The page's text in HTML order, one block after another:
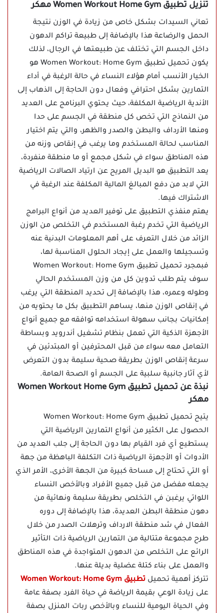
تنزيل تطبيق Women Workout Home Gym مهكر
تعاني السيدات بشكل خاص من زيادة في الوزن نتيجة
الحمل والرضاعة هذا بالإضافة إلى طبيعة تراكم الدهون
داخل الجسم التي تختلف عن طبيعتها في الرجال، لذلك
يكون تحميل تطبيق Women Workout: Home Gym هو
الخيار الأنسب أمام هؤلاء النساء في حالة الرغبة في أداء
التمارين بشكل احترافي وفعال دون الحاجة إلى الذهاب إلى
الأندية الرياضية المكلفة، حيث يحتوي البرنامج على العديد
من النماذج التي تخص كل منطقة في الجسم على حدا
ومنها الأرداف والبطن والصدر والظهر، والتي يتم اختيار
المناسب لحالة المستخدم وما يرغب في إنقاص وزنه من
هذه المناطق سواء في شكل مجمع أو ما منطقة منفردة،
يعد التطبيق هو البديل المريح عن ارتياد الصالات الرياضية
التي لابد من دفع المبالغ المالية المكلفة عند الرغبة في
الاشتراك فيها.
يهتم منفذي التطبيق على توفير العديد من أنواع البرامج
الرياضية التي تخدم رغبة المستخدم في التخلص من الوزن
الزائد من خلال التعرف على أهم المعلومات البدنية عنه
وتسجيلها والعمل على إيجاد الحلول المناسبة لها،
فبمجرد تحميل تطبيق Women Workout: Home Gym
سوف يتم طلب تدوين كل من وزن المستخدم الحالي
وطوله وعمره، هذا بالإضافة إلى تحديد المنطقة التي يرغب
في إنقاص الوزن منها، يساهم التطبيق بكل ما يحتويه من
إمكانيات بجانب سهولة استخدامه توافقه مع جميع أنواع
الأجهزة الذكية التي تعمل بنظام تشغيل أندرويد وبساطة
التعامل معه سواء من قبل المحترفين أو المبتدئين في
سرعة إنقاص الوزن بطريقة صحية سليمة بدون التعرض
لأي آثار جانبية سلبية على الجسم أو الصحة العامة.
نبذة عن تحميل تطبيق Women Workout Home Gym
مهكر
يتيح تحميل تطبيق Women Workout: Home Gym
الحصول على الكثير من أنواع التمارين الرياضية التي
يستطيع أي فرد القيام بها دون الحاجة إلى جلب العديد من
الأدوات أو الأجهزة الرياضية ذات التكلفة الباهظة من جهة
أو التي تحتاج إلى مساحة كبيرة من الجهة الأخرى، الأمر الذي
يجعله مفضل من قبل جميع الأفراد وبالأخص النساء
اللواتي يرغبن في التخلص بطريقة سليمة ونهائية من
دهون منطقة البطن العديدة، هذا بالإضافة إلى دوره
الفعال في شد منطقة الارداف وترهلات الصدر من خلال
طرح مجموعة متتالية من التمارين الرياضية ذات التأثير
الرائع على التخلص من الدهون المتواجدة في هذه المناطق
والعمل على بناء كتلة عضلية بديلة عنها.
تتركز أهمية تحميل تطبيق Women Workout: Home Gym
على زيادة الوعي بقيمة الرياضة في حياة الفرد بصفة عامة
وفي الحياة اليومية للنساء وبالأخص ربات المنزل بصفة